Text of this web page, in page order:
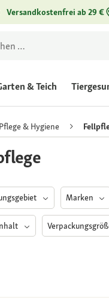
Versandkostenfrei ab 29 €
& Teich
Pflege & Hygiene
Marken